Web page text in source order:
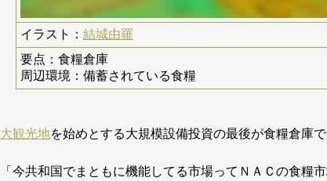
イラスト： 結城由羅
要点：食糧倉庫
周辺環境：備蓄されている食糧
大観光地を始めとする大規模設備投資の最後が食糧倉庫で
「今共和国でまともに機能してる市場ってＮＡＣの食糧